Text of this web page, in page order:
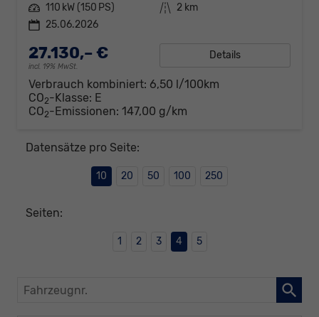
Leistung 110 kW (150 PS) Kilometerstand 2 km
25.06.2026
27.130,– €
incl. 19% MwSt.
Details
Verbrauch kombiniert: 6,50 l/100km
CO2-Klasse: E
CO2-Emissionen: 147,00 g/km
Datensätze pro Seite:
10 20 50 100 250
Seiten:
1 2 3 4 5
Fahrzeugnr.